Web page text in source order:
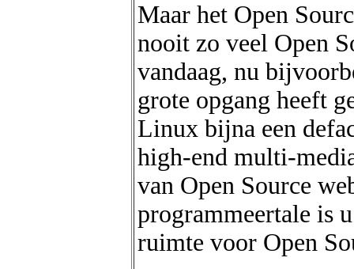
Maar het Open
nooit zo veel Open
vandaag, nu
grote opgang heeft
Linux bijna een
high-end multi-
van Open Source
programmeertale is
ruimte voor Open